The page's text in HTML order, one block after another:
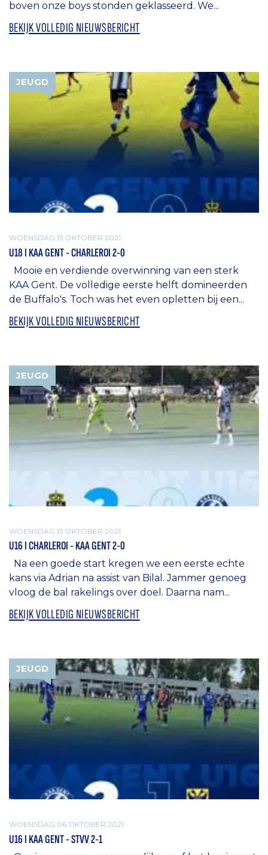
boven onze boys stonden geklasseerd. We...
BEKIJK VOLLEDIG NIEUWSBERICHT
JEUGD
WOENSDAG 13 OKTOBER 2021
U18 I KAA GENT - CHARLEROI 2-0
Mooie en verdiende overwinning van een sterk
KAA Gent. De volledige eerste helft domineerden
de Buffalo's. Toch was het even opletten bij een...
BEKIJK VOLLEDIG NIEUWSBERICHT
JEUGD
WOENSDAG 13 OKTOBER 2021
U16 I CHARLEROI - KAA GENT 2-0
Na een goede start kregen we een eerste echte
kans via Adrian na assist van Bilal. Jammer genoeg
vloog de bal rakelings over doel. Daarna nam...
BEKIJK VOLLEDIG NIEUWSBERICHT
JEUGD
WOENSDAG 06 OKTOBER 2021
U16 I KAA GENT - STVV 2-1